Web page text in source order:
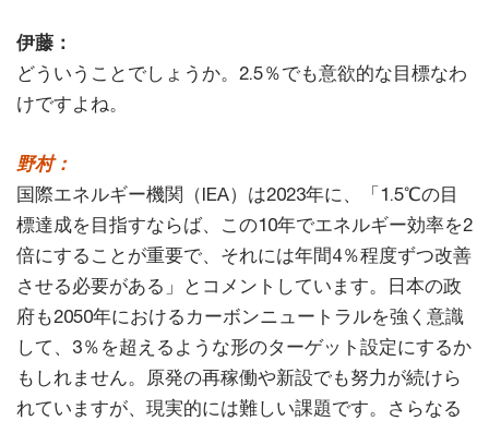
伊藤：
どういうことでしょうか。2.5％でも意欲的な目標なわ
けですよね。
野村：
国際エネルギー機関（IEA）は2023年に、「1.5℃の目
標達成を目指すならば、この10年でエネルギー効率を2
倍にすることが重要で、それには年間4％程度ずつ改善
させる必要がある」とコメントしています。日本の政
府も2050年におけるカーボンニュートラルを強く意識
して、3％を超えるような形のターゲット設定にするか
もしれません。原発の再稼働や新設でも努力が続けら
れていますが、現実的には難しい課題です。さらなる